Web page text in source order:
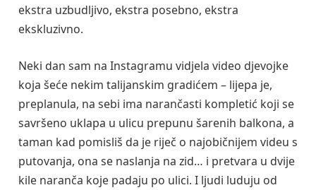
ekstra uzbudljivo, ekstra posebno, ekstra
ekskluzivno.
Neki dan sam na Instagramu vidjela video djevojke
koja šeće nekim talijanskim gradićem – lijepa je,
preplanula, na sebi ima narančasti kompletić koji se
savršeno uklapa u ulicu prepunu šarenih balkona, a
taman kad pomisliš da je riječ o najobičnijem videu s
putovanja, ona se naslanja na zid… i pretvara u dvije
kile naranča koje padaju po ulici. I ljudi luduju od